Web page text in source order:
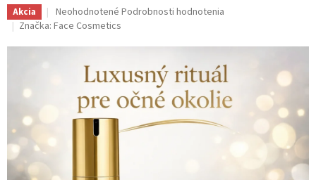
Akcia
Priemerné
hodnotenie
je
hviezdičiek.
Neohodnotené Podrobnosti hodnotenia
Značka: Face Cosmetics